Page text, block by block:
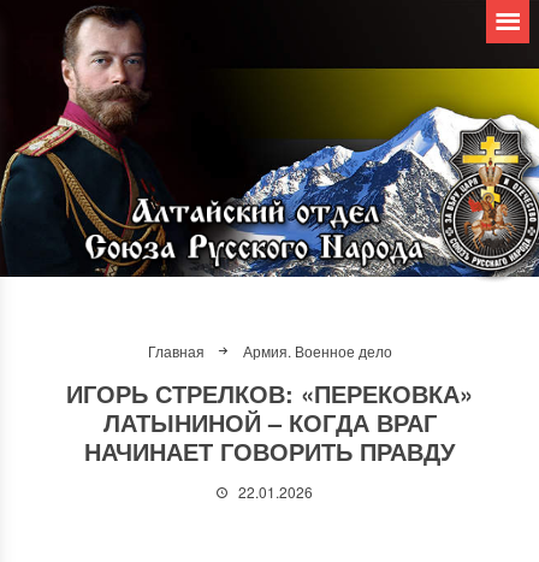
Главная Армия. Военное дело
ИГОРЬ СТРЕЛКОВ: «ПЕРЕКОВКА»
ЛАТЫНИНОЙ – КОГДА ВРАГ
НАЧИНАЕТ ГОВОРИТЬ ПРАВДУ
22.01.2026